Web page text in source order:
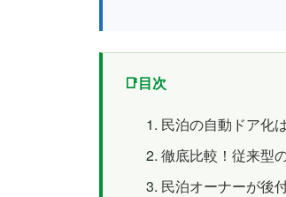
目次
民泊の自動ドア化
徹底比較！従来型
民泊オーナーが後